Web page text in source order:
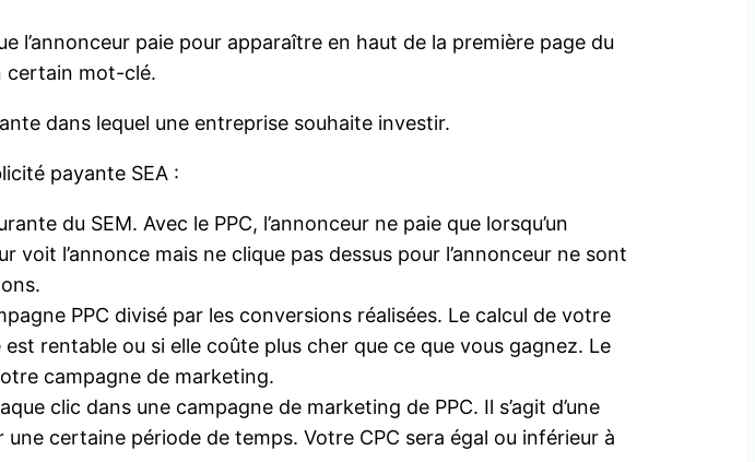
paie pour apparaître en haut de la première page du
certain mot-clé.
dans lequel une entreprise souhaite investir.
payante SEA :
du SEM. Avec le PPC, l’annonceur ne paie que lorsqu’un
voit l’annonce mais ne clique pas dessus pour l’annonceur ne sont
PPC divisé par les conversions réalisées. Le calcul de votre
rentable ou si elle coûte plus cher que ce que vous gagnez. Le
campagne de marketing.
clic dans une campagne de marketing de PPC. Il s’agit d’une
certaine période de temps. Votre CPC sera égal ou inférieur à